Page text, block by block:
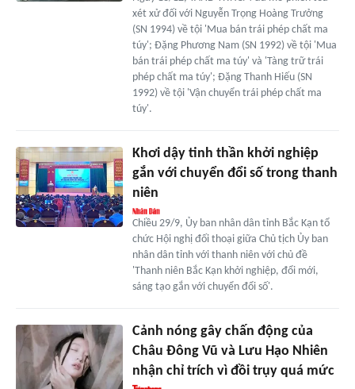
xét xử đối với Nguyễn Trọng Hoàng Trưởng
(SN 1994) về tội 'Mua bán trái phép chất ma
túy'; Đặng Phương Nam (SN 1992) về tội 'Mua
bán trái phép chất ma túy' và 'Tàng trữ trái
phép chất ma túy'; Đặng Thanh Hiếu (SN
1992) về tội 'Vận chuyển trái phép chất ma
túy'.
Khơi dậy tinh thần khởi nghiệp
gắn với chuyển đổi số trong thanh
niên
Chiều 29/9, Ủy ban nhân dân tỉnh Bắc Kạn tổ
chức Hội nghị đối thoại giữa Chủ tịch Ủy ban
nhân dân tỉnh với thanh niên với chủ đề
'Thanh niên Bắc Kạn khởi nghiệp, đổi mới,
sáng tạo gắn với chuyển đổi số'.
Cảnh nóng gây chấn động của
Châu Đông Vũ và Lưu Hạo Nhiên
nhận chỉ trích vì đồi trụy quá mức